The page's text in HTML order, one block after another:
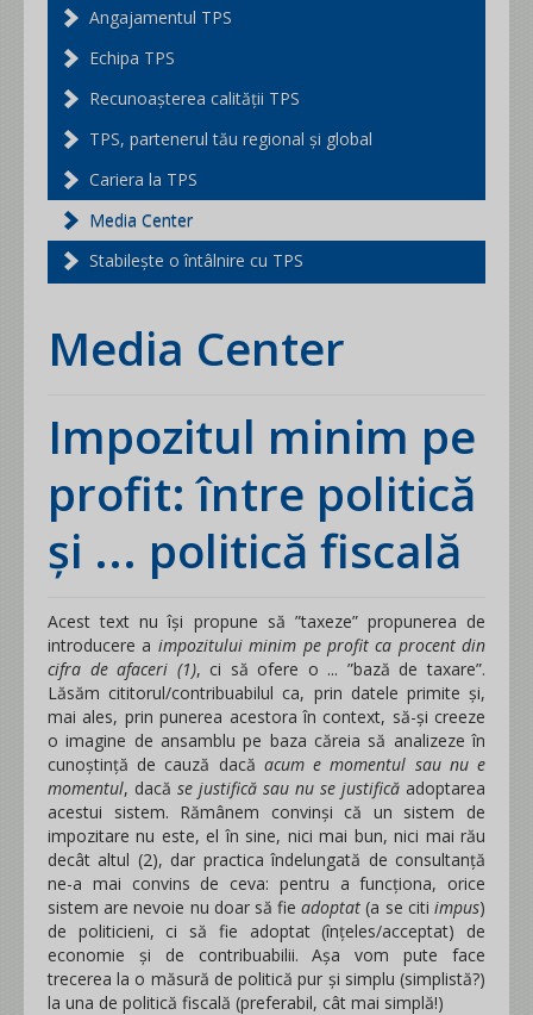
Angajamentul TPS
Echipa TPS
Recunoașterea calității TPS
TPS, partenerul tău regional și global
Cariera la TPS
Media Center
Stabilește o întâlnire cu TPS
Media Center
Impozitul minim pe
profit: între politică
și ... politică fiscală
Acest text nu își propune să ”taxeze” propunerea de
introducere a impozitului minim pe profit ca procent din
cifra de afaceri (1), ci să ofere o ... ”bază de taxare”.
Lăsăm cititorul/contribuabilul ca, prin datele primite și,
mai ales, prin punerea acestora în context, să-și creeze
o imagine de ansamblu pe baza căreia să analizeze în
cunoștință de cauză dacă acum e momentul sau nu e
momentul, dacă se justifică sau nu se justifică adoptarea
acestui sistem. Rămânem convinși că un sistem de
impozitare nu este, el în sine, nici mai bun, nici mai rău
decât altul (2), dar practica îndelungată de consultanță
ne-a mai convins de ceva: pentru a funcționa, orice
sistem are nevoie nu doar să fieadoptat (a se citiimpus)
de politicieni, ci să fie adoptat (înțeles/acceptat) de
economie și de contribuabilii. Așa vom pute face
trecerea la o măsură de politică pur și simplu (simplistă?)
la una de politică fiscală (preferabil, cât mai simplă!)